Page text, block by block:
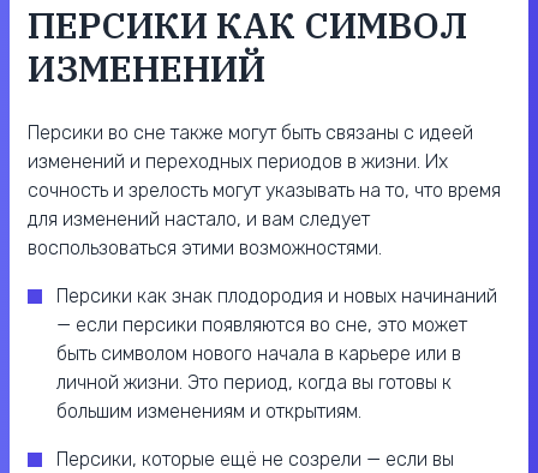
ПЕРСИКИ КАК СИМВОЛ
ИЗМЕНЕНИЙ
Персики во сне также могут быть связаны с идеей
изменений и переходных периодов в жизни. Их
сочность и зрелость могут указывать на то, что время
для изменений настало, и вам следует
воспользоваться этими возможностями.
Персики как знак плодородия и новых начинаний
— если персики появляются во сне, это может
быть символом нового начала в карьере или в
личной жизни. Это период, когда вы готовы к
большим изменениям и открытиям.
Персики, которые ещё не созрели — если вы